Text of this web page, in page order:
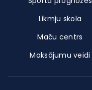
Likmju skola
Maču centrs
Maksājumu veidi